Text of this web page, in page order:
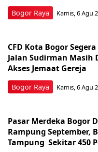
Bogor Raya Kamis, 6 Agu
Bogor Raya
CFD Kota Bogor
Jalan Sudirman Masih
Akses Jemaat Gereja
Kamis, 6 Agu
Pasar Merdeka Bogor
Rampung September,
Tampung Sekitar 450